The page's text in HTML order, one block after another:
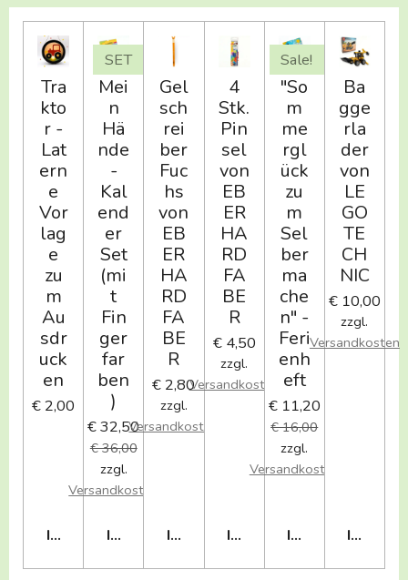
Tra
kto
r -
Lat
ern
e
Vor
lag
e
zu
m
Au
sdr
uck
en
€ 2,00
IN DEN WARENKORB
SET
Mei
n
Hä
nde
-
Kal
end
er
Set
(mi
t
Fin
ger
far
ben
)
€ 32,50
€ 36,00
zzgl.
Versandkosten
IN DEN WARENKORB
Gel
sch
rei
ber
Fuc
hs
von
EB
ER
HA
RD
FA
BE
R
€ 2,80
zzgl.
Versandkosten
IN DEN WARENKORB
4
Stk.
Pin
sel
von
EB
ER
HA
RD
FA
BE
R
€ 4,50
zzgl.
Versandkosten
IN DEN WARENKORB
Sale!
"So
m
me
rgl
ück
zu
m
Sel
ber
ma
che
n" -
Feri
enh
eft
€ 11,20
€ 16,00
zzgl.
Versandkosten
IN DEN
Ba
gge
rla
der
von
LE
GO
TE
CH
NIC
€ 10,00
zzgl.
Versandkosten
IN DEN